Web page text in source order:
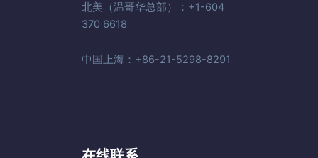
北美（温哥华总部）：+1-604
370 6618
中国上海：+86-21-5298-8291